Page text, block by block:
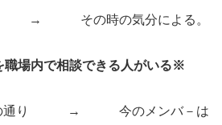
い → その時の気分による。
職場内で相談できる人がいる※
その通り → 今のメンバ－は